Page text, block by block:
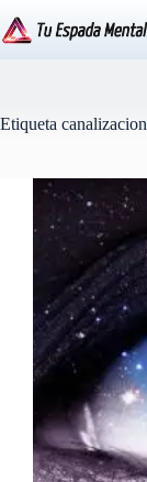
al
contenido
Etiqueta canalizacion